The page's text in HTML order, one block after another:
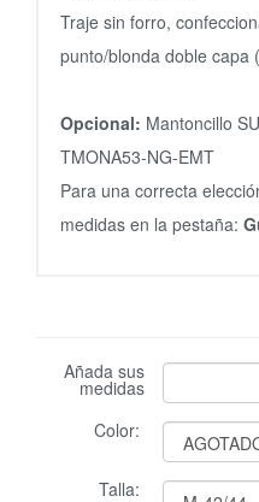
Traje sin forro,
punto/blonda doble capa
Opcional: Mantoncillo
TMONA53-NG-EMT
Para una correcta
medidas en la pestaña:
Añada sus
medidas
Color:
Talla: